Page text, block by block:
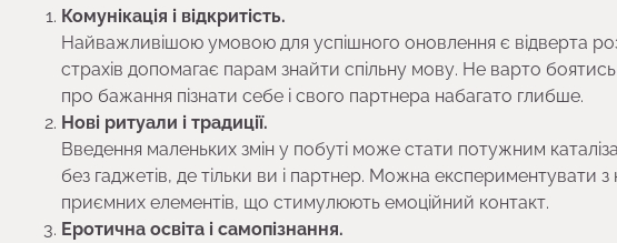
Комунікація і відкритість.
Найважливішою умовою для успішного оновлення є відверта
страхів допомагає парам знайти спільну мову. Не варто
про бажання пізнати себе і свого партнера набагато глибше.
Нові ритуали і традиції.
Введення маленьких змін у побуті може стати потужним
без гаджетів, де тільки ви і партнер. Можна експериментувати
приємних елементів, що стимулюють емоційний контакт.
Еротична освіта і самопізнання.